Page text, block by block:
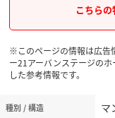
こちらの
※このページの情報は広告
ー21アーバンステージの
した参考情報です。
種別 / 構造 マ